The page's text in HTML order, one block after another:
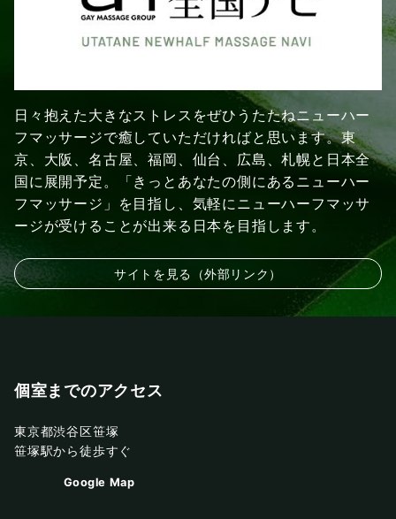
日々抱えた大きなストレスをぜひうたたねニューハー
フマッサージで癒していただければと思います。東
京、大阪、名古屋、福岡、仙台、広島、札幌と日本全
国に展開予定。「きっとあなたの側にあるニューハー
フマッサージ」を目指し、気軽にニューハーフマッサ
ージが受けることが出来る日本を目指します。
サイトを見る（外部リンク）
個室までのアクセス
東京都渋谷区笹塚
笹塚駅から徒歩すぐ
Google Map